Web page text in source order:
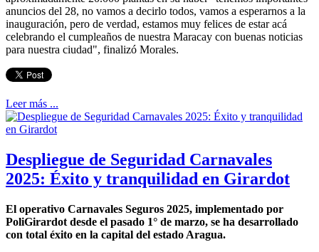
anuncios del 28, no vamos a decirlo todos, vamos a esperarnos a la
inauguración, pero de verdad, estamos muy felices de estar acá
celebrando el cumpleaños de nuestra Maracay con buenas noticias
para nuestra ciudad", finalizó Morales.
Leer más ...
Despliegue de Seguridad Carnavales
2025: Éxito y tranquilidad en Girardot
El operativo Carnavales Seguros 2025, implementado por
PoliGirardot desde el pasado 1° de marzo, se ha desarrollado
con total éxito en la capital del estado Aragua.